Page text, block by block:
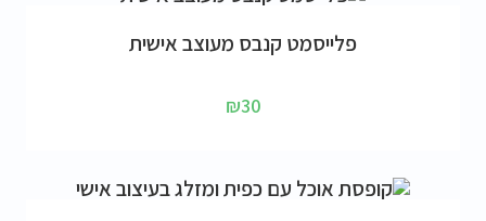
פלייסמט קנבס מעוצב אישית
₪30